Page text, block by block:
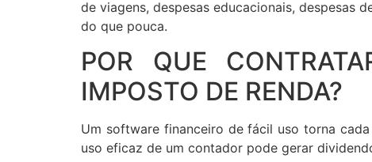
de viagens, despesas educacionais, despesas
do que pouca.
POR QUE
IMPOSTO DE RENDA?
Um software financeiro de fácil uso torna
uso eficaz de um contador pode gerar